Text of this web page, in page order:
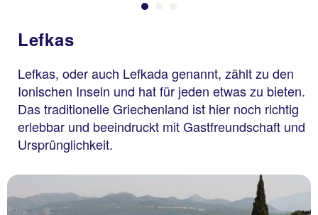
Lefkas
Lefkas, oder auch Lefkada genannt, zählt zu den
Ionischen Inseln und hat für jeden etwas zu bieten.
Das traditionelle Griechenland ist hier noch richtig
erlebbar und beeindruckt mit Gastfreundschaft und
Ursprünglichkeit.